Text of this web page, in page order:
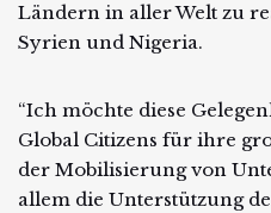
Ländern in aller Welt zu
Syrien und Nigeria.
“Ich möchte diese
Global Citizens für ihre
der Mobilisierung von
allem die Unterstützung